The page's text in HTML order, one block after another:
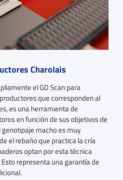
Charolais
el GD Scan para
que corresponden al
es una herramienta de
en función de sus objetivos de
macho es muy
el rebaño que practica la cría
optan por esta técnica
representa una garantía de